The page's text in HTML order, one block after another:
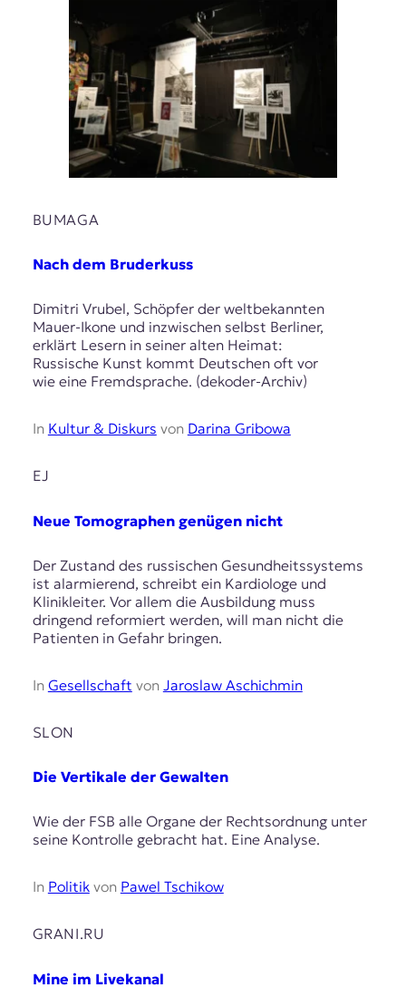
BUMAGA
Nach dem Bruderkuss
Dimitri Vrubel, Schöpfer der weltbekannten
Mauer-Ikone und inzwischen selbst Berliner,
erklärt Lesern in seiner alten Heimat:
Russische Kunst kommt Deutschen oft vor
wie eine Fremdsprache. (dekoder-Archiv)
In Kultur & Diskurs von Darina Gribowa
EJ
Neue Tomographen genügen nicht
Der Zustand des russischen Gesundheitssystems
ist alarmierend, schreibt ein Kardiologe und
Klinikleiter. Vor allem die Ausbildung muss
dringend reformiert werden, will man nicht die
Patienten in Gefahr bringen.
In Gesellschaft von Jaroslaw Aschichmin
SLON
Die Vertikale der Gewalten
Wie der FSB alle Organe der Rechtsordnung unter
seine Kontrolle gebracht hat. Eine Analyse.
In Politikvon Pawel Tschikow
GRANI.RU
Mine im Livekanal